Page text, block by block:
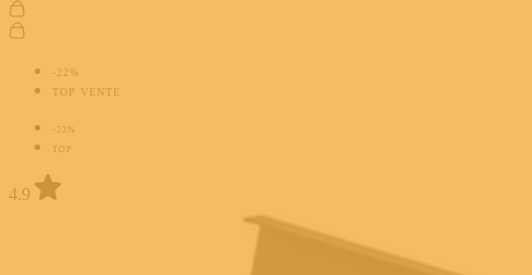
-22%
TOP VENTE
-22%
TOP
4.9